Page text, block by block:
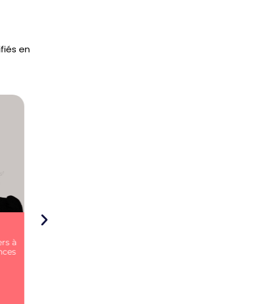
en
à
des
en